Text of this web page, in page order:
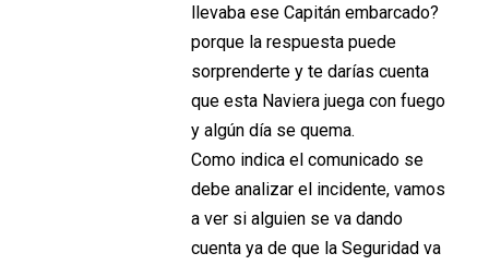
llevaba ese Capitán embarcado?
porque la respuesta puede
sorprenderte y te darías cuenta
que esta Naviera juega con fuego
y algún día se quema.
Como indica el comunicado se
debe analizar el incidente, vamos
a ver si alguien se va dando
cuenta ya de que la Seguridad va